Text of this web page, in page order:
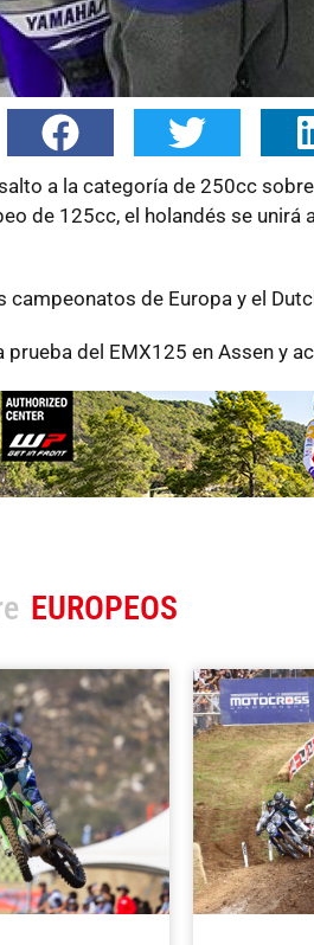
a la categoría de 250cc
de 125cc, el holandés se unirá
campeonatos de Europa y el
prueba del EMX125 en Assen y
EUROPEOS